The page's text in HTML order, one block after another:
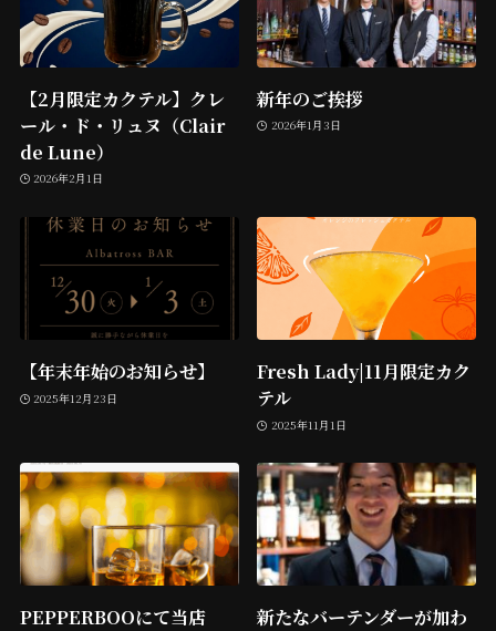
【2月限定カクテル】クレ
ール・ド・リュヌ（Clair
de Lune）
2026年2月1日
新年のご挨拶
2026年1月3日
【年末年始のお知らせ】
2025年12月23日
Fresh Lady|11月限定カク
テル
2025年11月1日
PEPPERBOOにて当店
新たなバーテンダーが加わ